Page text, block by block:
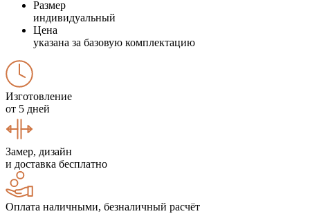
Размер
индивидуальный
Цена
указана за базовую комплектацию
Изготовление
от 5 дней
Замер, дизайн
и доставка бесплатно
Оплата наличными, безналичный расчёт